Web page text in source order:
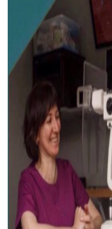
Бюджет
Тендери
Довідник
Контакти
Рекламні прайси
Підтримати «місцевих»
Редакційна політика
Етичний кодекс